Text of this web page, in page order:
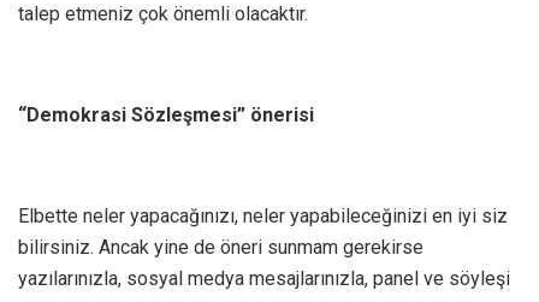
talep etmeniz çok önemli olacaktır.
“Demokrasi Sözleşmesi” önerisi
Elbette neler yapacağınızı, neler yapabileceğinizi en iyi siz
bilirsiniz. Ancak yine de öneri sunmam gerekirse
yazılarınızla, sosyal medya mesajlarınızla, panel ve söyleşi